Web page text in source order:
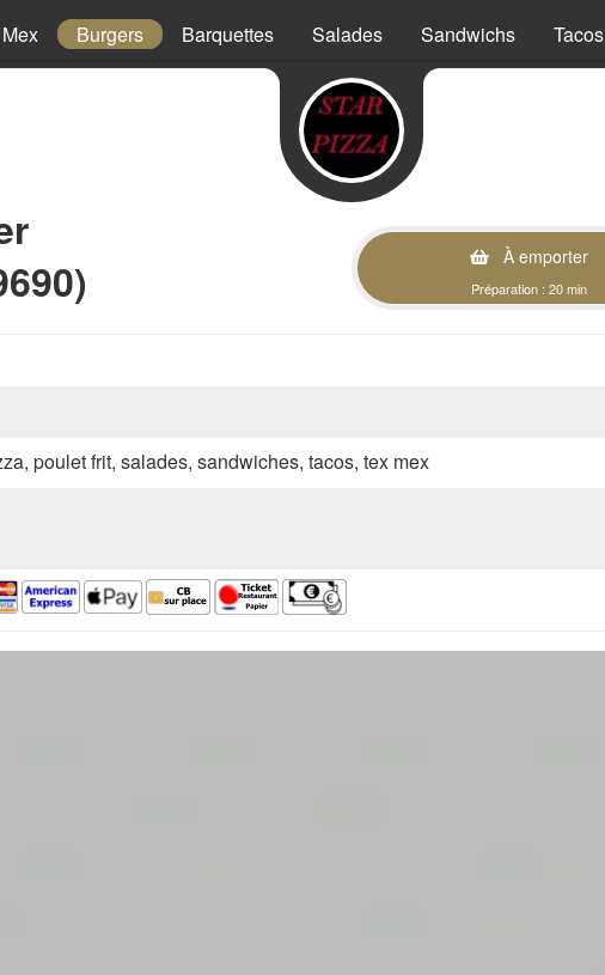
Burgers Barquettes Salades Sandwichs Tacos
À emporter
Préparation : 20 min
poulet frit, salades, sandwiches, tacos, tex mex